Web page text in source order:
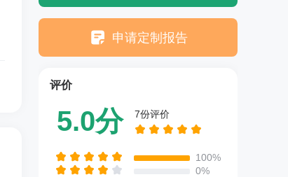
申请定制报告
评价
5.0分 7份评价
100%
0%